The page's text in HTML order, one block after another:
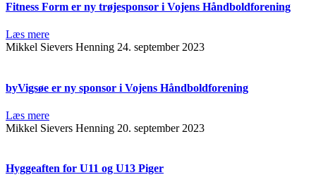
Fitness Form er ny trøjesponsor i Vojens Håndboldforening
Læs mere
Mikkel Sievers Henning 24. september 2023
byVigsøe er ny sponsor i Vojens Håndboldforening
Læs mere
Mikkel Sievers Henning 20. september 2023
Hyggeaften for U11 og U13 Piger